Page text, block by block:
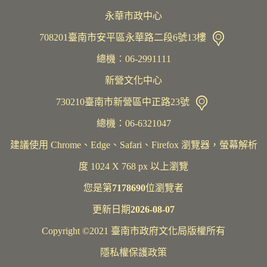
永華市政中心
708201臺南市安平區永華路二段6號13樓
總機︰06-2991111
新營文化中心
730210臺南市新營區中正路23號
總機：06-6321047
建議使用 Chrome、Edge、Safari、Firefox 瀏覽器，螢幕解析
度 1024 X 768 px 以上瀏覽
您是第7178690位瀏覽者
更新日期2026-08-07
Copyright ©2021 臺南市政府文化局版權所有
隱私權保護政策